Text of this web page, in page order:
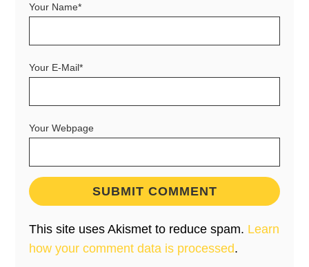
Your Name*
Your E-Mail*
Your Webpage
This site uses Akismet to reduce spam. Learn
how your comment data is processed.